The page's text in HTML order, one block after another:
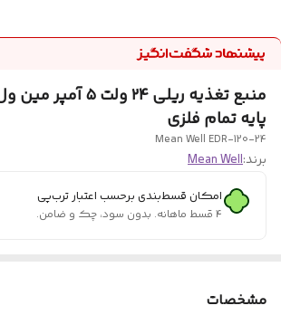
پایه تمام فلزی
Mean Well EDR-120-24
برند:Mean Well
امکان قسط‌بندی برحسب اعتبار ترب‌پی
۴ قسط ماهانه. بدون سود، چک و ضامن.
مشخصات